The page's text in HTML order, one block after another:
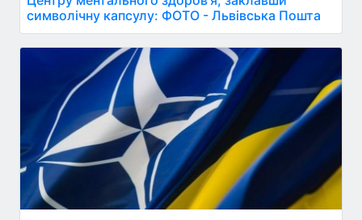
символічну капсулу: ФОТО - Львівська Пошта